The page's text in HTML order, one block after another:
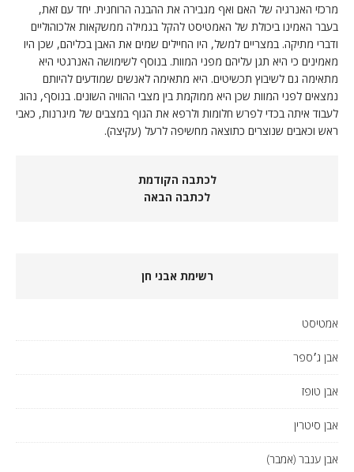
מרכזי האנרגיה של האם ואף מגבירה את ההבנה הרוחנית. יחד עם זאת,
בעבר האמינו ביכולת של האמטיסט להקל בגמילה ממשקאות אלכוהוליים
ודברי מתיקה. במצריים למשל, היו החיילים שמים את האבן בכליהם, שכן היו
מאמינים כי היא תגן עליהם מפני המוות. בנוסף לשימושה האנרגטי היא
מתאימה גם לשיבוץ תכשיטים. היא מתאימה לאנשים שמודעים להיותם
נמצאים לפני המוות שכן היא ממוקמת בין מצבי ההוויה השונים. בנוסף, נהוג
לעבוד איתה בכדי לפרש חלומות ולרפא את הגוף במצבים של מיגרנות, כאבי
ראש וכאבים שנוצרים כתוצאה מחשיפה לרעל (עקיצה).
לכתבה הקודמת
לכתבה הבאה
רשימת אבני חן
אמטיסט
אבן ג׳ספר
אבן טופז
אבן סיטרין
אבן ענבר (אמבר)